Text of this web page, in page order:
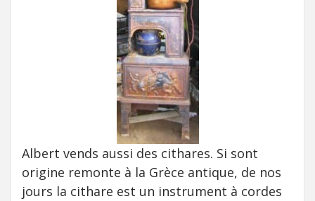
Albert vends aussi des cithares. Si sont
origine remonte à la Grèce antique, de nos
jours la cithare est un instrument à cordes